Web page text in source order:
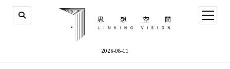
2026-08-11
open
menu